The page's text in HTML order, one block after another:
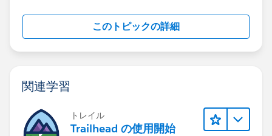
このトピックの詳細
関連学習
トレイル
Trailhead の使用開始